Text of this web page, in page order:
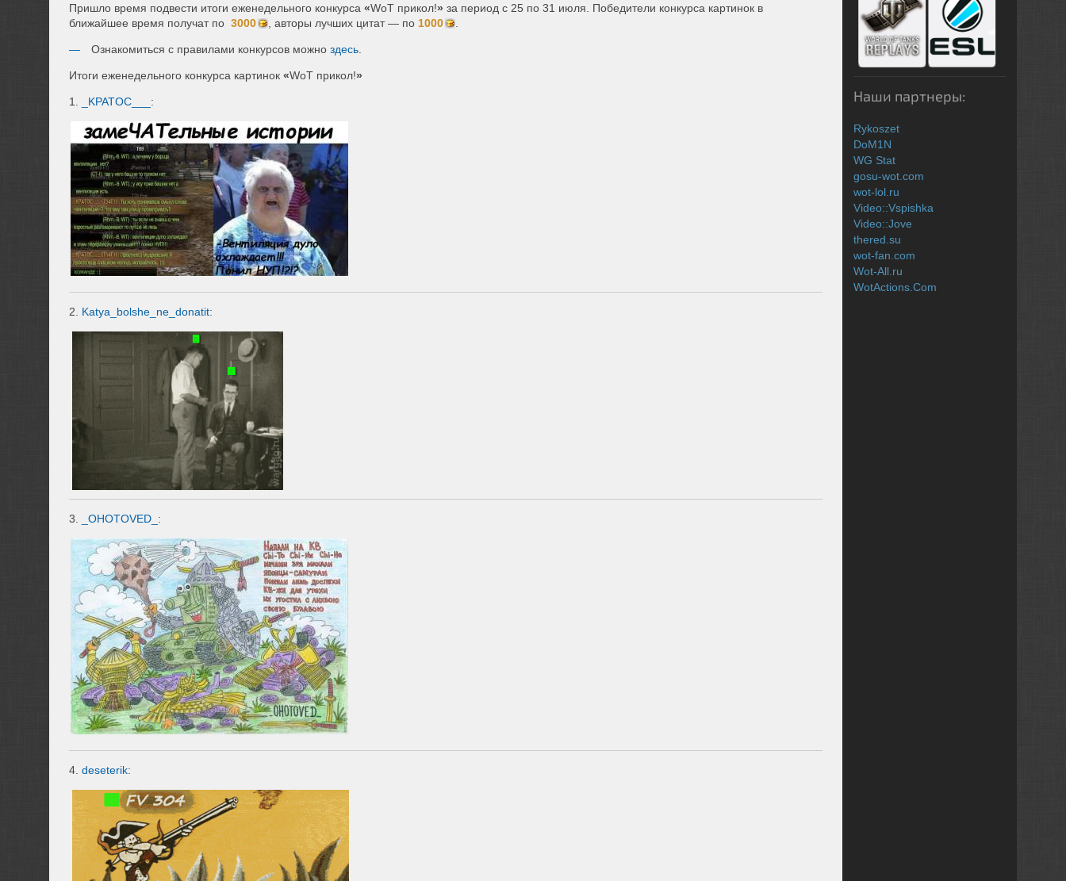
Пришло время подвести итоги еженедельного конкурса «WoT прикол!» за период с 25 по 31 июля. Победители конкурса картинок в
ближайшее время получат по 3000 , авторы лучших цитат — по 1000
Ознакомиться с правилами конкурсов можноздесь
Итоги еженедельного конкурса картинок «WoT прикол!»
1. _KPATOC___ :
2. Katya_bolshe_ne_donatit:
3. _OHOTOVED_ :
4. deseterik:
Наши партнеры:
Rykoszet
DoM1N
WG Stat
gosu-wot.com
wot-lol.ru
Video::Vspishka
Video::Jove
thered.su
wot-fan.com
Wot-All.ru
WotActions.Com